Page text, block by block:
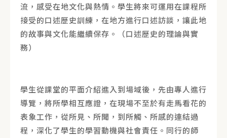
流，感受在地文化與熱情。學生將來可運用在課程所
接受的口述歷史訓練，在地方進行口述訪談，讓此地
的故事與文化能繼續保存。（口述歷史的理論與實
務）
學生從課堂的平面介紹進入到場域後，先由專人進行
導覽，將所學相互應證，在現場不至於有走馬看花的
表象工作，從所見、所聞，到所觸、所感的連結過
程，深化了學生的學習動機與社會責任。同行的師